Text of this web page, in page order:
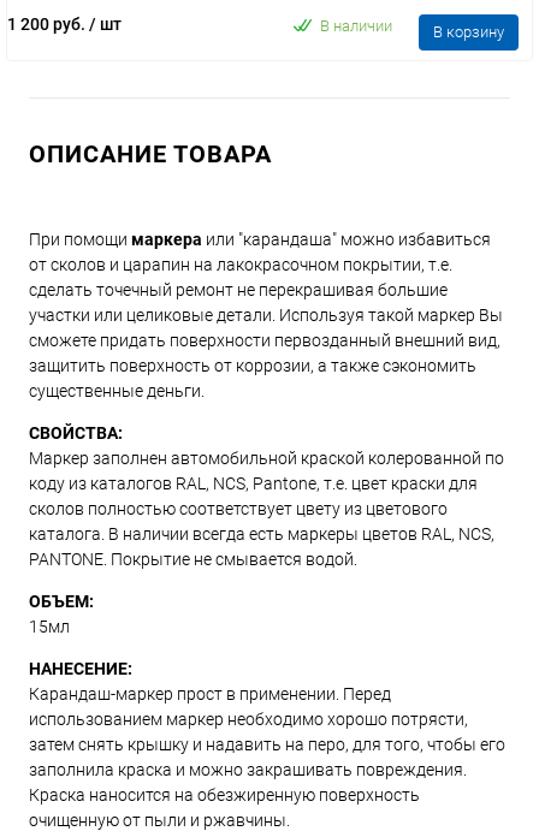
1 200 руб. / шт В наличии В корзину
ОПИСАНИЕ ТОВАРА
При помощи маркера или "карандаша" можно избавиться
от сколов и царапин на лакокрасочном покрытии, т.е.
сделать точечный ремонт не перекрашивая большие
участки или целиковые детали. Используя такой маркер Вы
сможете придать поверхности первозданный внешний вид,
защитить поверхность от коррозии, а также сэкономить
существенные деньги.
СВОЙСТВА:
Маркер заполнен автомобильной краской колерованной по
коду из каталогов RAL, NCS, Pantone, т.е. цвет краски для
сколов полностью соответствует цвету из цветового
каталога. В наличии всегда есть маркеры цветов RAL, NCS,
PANTONE. Покрытие не смывается водой.
ОБЪЕМ:
15мл
НАНЕСЕНИЕ:
Карандаш-маркер прост в применении. Перед
использованием маркер необходимо хорошо потрясти,
затем снять крышку и надавить на перо, для того, чтобы его
заполнила краска и можно закрашивать повреждения.
Краска наносится на обезжиренную поверхность
очищенную от пыли и ржавчины.